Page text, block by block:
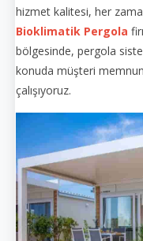
hizmet kalitesi, her
Bioklimatik Pergola
bölgesinde, pergola
konuda müşteri
çalışıyoruz.